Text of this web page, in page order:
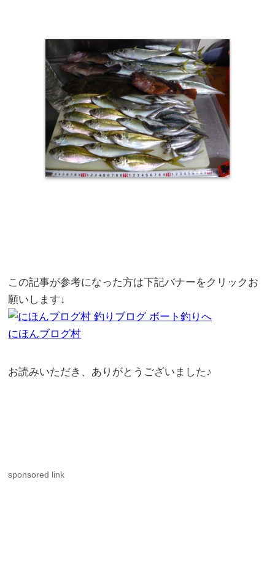
この記事が参考になった方は下記バナーをクリックお
願いします↓
にほんブログ村
お読みいただき、ありがとうございました♪
sponsored link